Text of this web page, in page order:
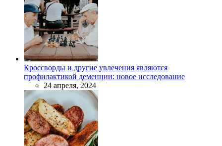
Кроссворды и другие увлечения являются
профилактикой деменции: новое исследование
24 апреля, 2024